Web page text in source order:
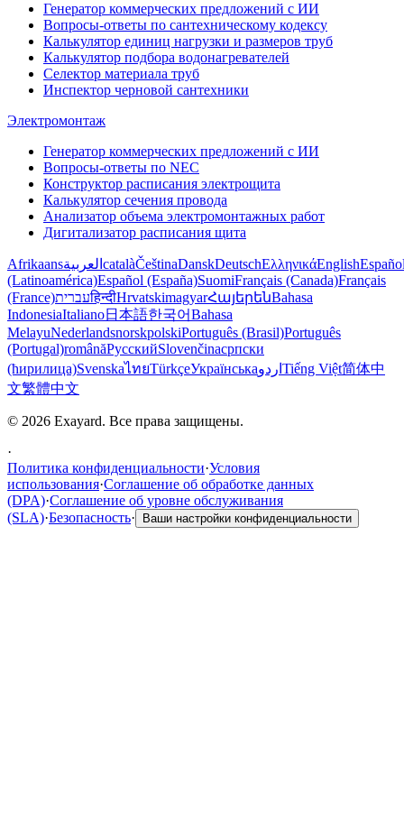
Генератор коммерческих предложений с ИИ
Вопросы-ответы по сантехническому кодексу
Калькулятор единиц нагрузки и размеров труб
Калькулятор подбора водонагревателей
Селектор материала труб
Инспектор черновой сантехники
Электромонтаж
Генератор коммерческих предложений с ИИ
Вопросы-ответы по NEC
Конструктор расписания электрощита
Калькулятор сечения провода
Анализатор объема электромонтажных работ
Дигитализатор расписания щита
Afrikaansالعربية catalàČeštinaDanskDeutschΕλληνικάEnglish
(Latinoamérica)Español (España)SuomiFrançais (Canada)Français
(France)עבריתहिन्दीHrvatskimagyarՀայերենBahasa
IndonesiaItaliano日本語한국어Bahasa
MelayuNederlandsnorskpolskiPortuguês (Brasil)Português
(Portugal)românăРусскийSlovenčinaсрпски
(ћирилица)SvenskaไทยTürkçeУкраїнськаاردو Tiếng Việt简体中
文繁體中文
© 2026 Exayard. Все права защищены.
·
Политика конфиденциальности·Условия
использования·Соглашение об обработке данных
(DPA)·Соглашение об уровне обслуживания
(SLA)·Безопасность· Ваши настройки конфиденциальности